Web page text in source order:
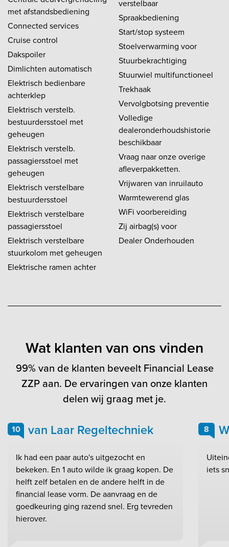
met afstandsbediening
Connected services
Cruise control
Dakspoiler
Dimlichten automatisch
Elektrisch bedienbare
achterklep
Elektrisch verstelb.
bestuurdersstoel met
geheugen
Elektrisch verstelb.
passagiersstoel met
geheugen
Elektrisch verstelbare
bestuurdersstoel
Elektrisch verstelbare
passagiersstoel
Elektrisch verstelbare
stuurkolom met geheugen
Elektrische ramen achter
verstelbaar
Spraakbediening
Start/stop systeem
Stoelverwarming voor
Stuurbekrachtiging
Stuurwiel multifunctioneel
Trekhaak
Vervolgbotsing preventie
Volledige
dealeronderhoudshistorie
beschikbaar
Vraag naar onze overige
afleverpakketten.
Vrijwaren van inruilauto
Warmtewerend glas
WiFi voorbereiding
Zij airbag(s) voor
Dealer Onderhouden
Wat klanten van ons vinden
99% van de klanten beveelt Financial Lease
ZZP aan. De ervaringen van onze klanten
delen wij graag met je.
10 van Laar Regeltechniek
Ik had een paar auto's uitgezocht en
bekeken. En 1 auto wilde ik graag kopen. De
helft zelf betalen en de andere helft in de
financial lease vorm. De aanvraag en de
goedkeuring ging razend snel. Erg tevreden
hierover.
8
iets